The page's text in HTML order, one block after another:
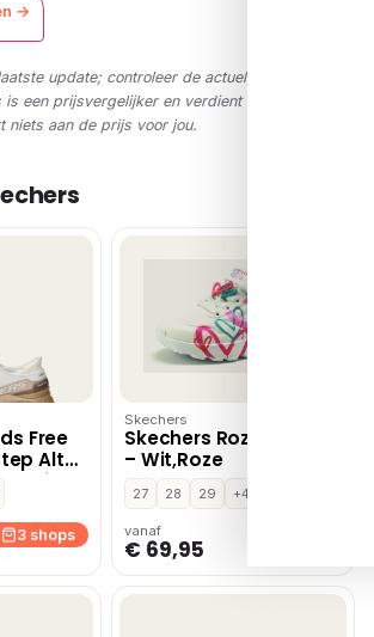
→
update; controleer de actuele prijs in de
is een prijsvergelijker en verdient via affiliate-
aan de prijs voor jou.
Free
Altus
Wit
3 shops
Skechers
Skechers Roze SKR46
– Wit,Roze
27 28 29 +4
vanaf
€ 69,95